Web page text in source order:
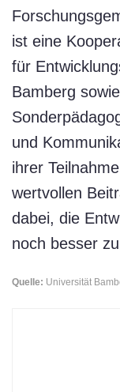
ist eine
für
Bamberg
und
ihrer
wertvollen
dabei, die
noch besser
Quelle: Universität